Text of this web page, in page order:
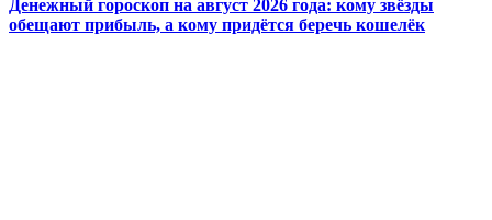
Денежный гороскоп на август 2026 года: кому звёзды
обещают прибыль, а кому придётся беречь кошелёк